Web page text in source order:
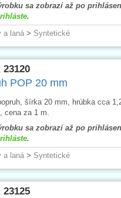
sa zobrazí až po
.
a laná> Syntetické
23120
POP 20 mm
šírka 20 mm, hrúbka cca
cena za 1 m.
sa zobrazí až po
.
a laná> Syntetické
23125